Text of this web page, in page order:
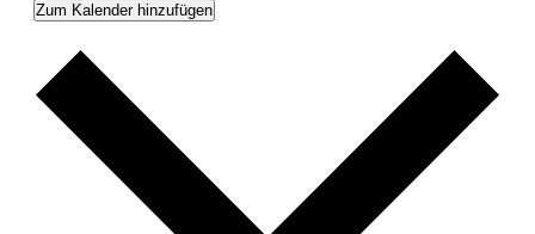
Zum Kalender hinzufügen